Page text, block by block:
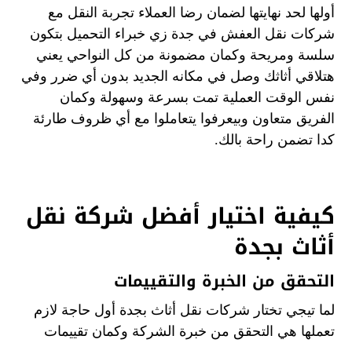
أولها لحد نهايتها لضمان رضا العملاء تجربة النقل مع
شركات نقل العفش في جدة زي خبراء التحميل بتكون
سلسة ومريحة وكمان مضمونة من كل النواحي يعني
هتلاقي أثاثك وصل في مكانه الجديد بدون أي ضرر وفي
نفس الوقت العملية تمت بسرعة وسهولة وكمان
الفريق متعاون وبيعرفوا يتعاملوا مع أي ظروف طارئة
كدا تضمن راحة بالك.
كيفية اختيار أفضل شركة نقل
أثاث بجدة
التحقق من الخبرة والتقييمات
لما تيجي تختار شركات نقل أثاث بجدة أول حاجة لازم
تعملها هي التحقق من خبرة الشركة وكمان تقييمات